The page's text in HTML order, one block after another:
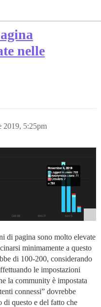
nelle
2019, 5:25pm
di pagina sono molto elevate
minimamente a questo
di 100-200, considerando
le impostazioni
la community è impostata
connessi” dovrebbe
di questo e del fatto che